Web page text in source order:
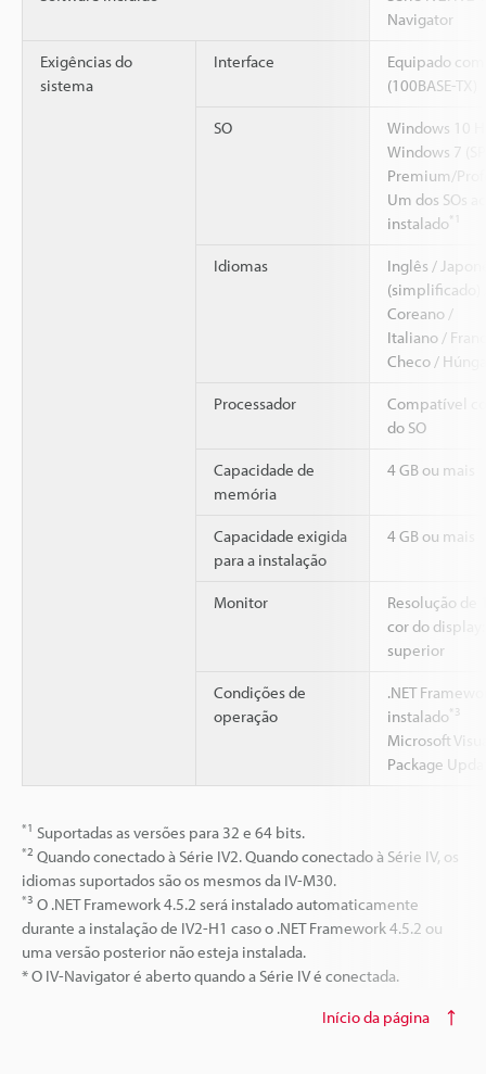
Navigator
Exigências do
sistema
Interface
Equipado
(100BASE-TX)
SO
Windows 10
Windows 7
Premium/
Um dos SOs
instalado*1
Idiomas
Inglês /
(simplificado)
Coreano /
Italiano /
Checo /
Processador
Compatível
do SO
Capacidade de
memória
4 GB ou
Capacidade exigida
para a instalação
4 GB ou mais
Monitor
Resolução de
cor do
superior
Condições de
operação
.NET
instalado*3
Microsoft
Package
*1 Suportadas as versões para 32 e 64 bits.
*2 Quando conectado à Série IV2. Quando conectado à Série IV, os
idiomas suportados são os mesmos da IV-M30.
*3 O .NET Framework 4.5.2 será instalado automaticamente
durante a instalação de IV2-H1 caso o .NET Framework 4.5.2 ou
uma versão posterior não esteja instalada.
* O IV-Navigator é aberto quando a Série IV é conectada.
Início da página